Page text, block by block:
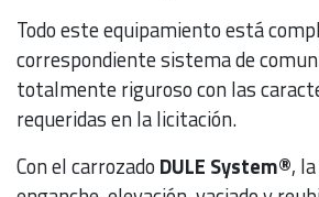
Todo este equipamiento está
correspondiente sistema de
totalmente riguroso con las
requeridas en la licitación.
Con el carrozado DULE System®,